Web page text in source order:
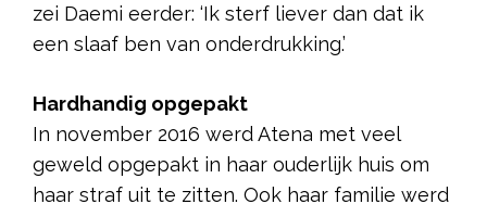
zei Daemi eerder: ‘Ik sterf liever dan dat ik
een slaaf ben van onderdrukking.’
Hardhandig opgepakt
In november 2016 werd Atena met veel
geweld opgepakt in haar ouderlijk huis om
haar straf uit te zitten. Ook haar familie werd